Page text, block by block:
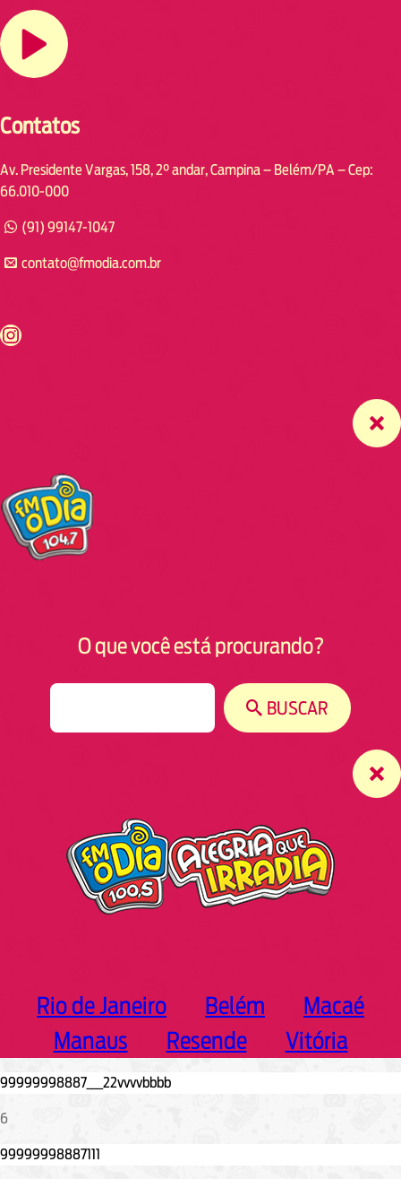
Contatos
Av. Presidente Vargas, 158, 2° andar, Campina – Belém/PA – Cep:
66.010-000
(91) 99147-1047
contato@fmodia.com.br
https://www.instagram.com/fmodia.cabofrio/
O que você está procurando?
BUSCAR
Rio de Janeiro Belém
Macaé
Manaus
Resende Vitória
6